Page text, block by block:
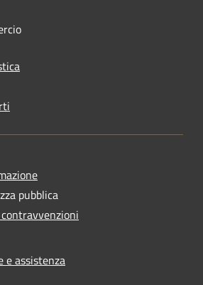
pubblica
e assistenza